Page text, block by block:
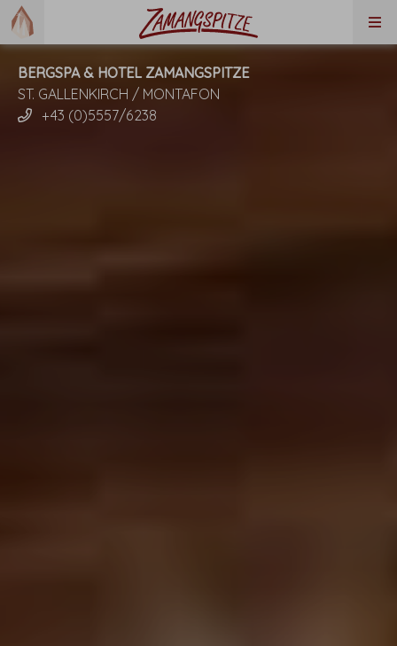
BERGSPA & HOTEL ZAMANGSPITZE
ST. GALLENKIRCH / MONTAFON
+43 (0)5557/6238